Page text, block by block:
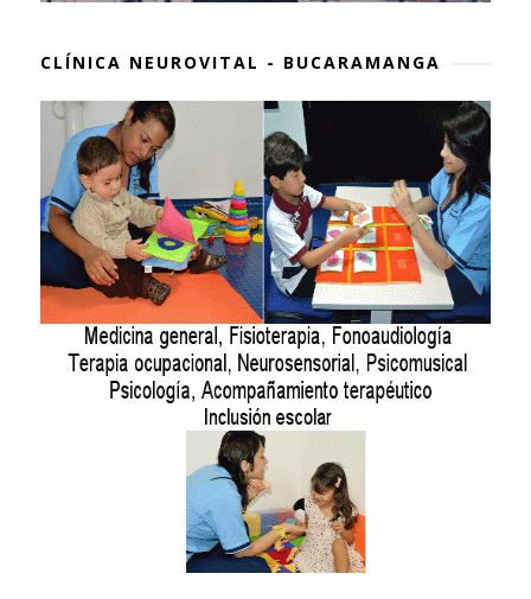
CLÍNICA NEUROVITAL - BUCARAMANGA